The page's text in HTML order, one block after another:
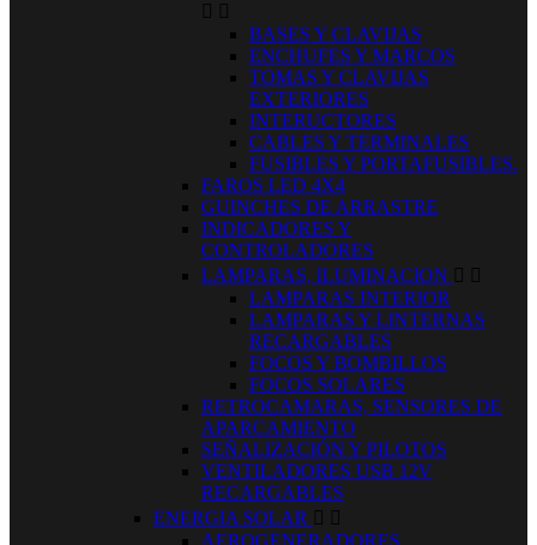
 
BASES Y CLAVIJAS
ENCHUFES Y MARCOS
TOMAS Y CLAVIJAS
EXTERIORES
INTERUCTORES
CABLES Y TERMINALES
FUSIBLES Y PORTAFUSIBLES.
FAROS LED 4X4
GUINCHES DE ARRASTRE
INDICADORES Y
CONTROLADORES
LAMPARAS, ILUMINACION  
LAMPARAS INTERIOR
LAMPARAS Y LINTERNAS
RECARGABLES
FOCOS Y BOMBILLOS
FOCOS SOLARES
RETROCAMARAS, SENSORES DE
APARCAMIENTO
SEÑALIZACIÓN Y PILOTOS
VENTILADORES USB 12V
RECARGABLES
ENERGIA SOLAR  
AEROGENERADORES